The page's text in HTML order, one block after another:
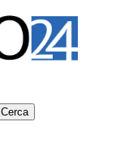
Cerca